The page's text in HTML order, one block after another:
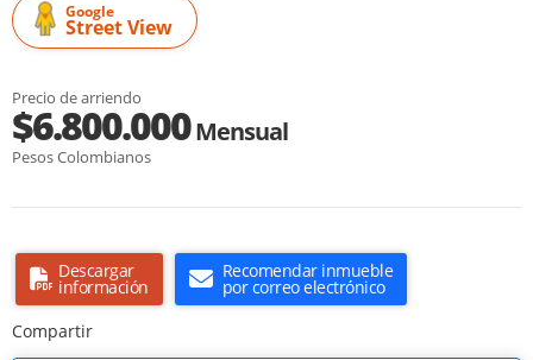
Google
Street View
Precio de arriendo
$6.800.000Mensual
Pesos Colombianos
Descargar
información
Recomendar inmueble
por correo electrónico
Compartir